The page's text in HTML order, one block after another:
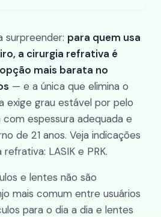
surpreender: para quem usa
a cirurgia refrativa é
mais barata no
— e a única que elimina o
exige grau estável por pelo
com espessura adequada e
de 21 anos. Veja indicações
refrativa: LASIK e PRK.
e lentes não são
mais comum entre usuários
para o dia a dia e lentes